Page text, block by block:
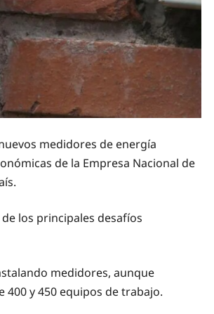
medidores de energía
de la Empresa Nacional de
los principales desafíos
medidores, aunque
y 450 equipos de trabajo.